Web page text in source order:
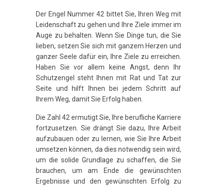
Der Engel Nummer 42 bittet Sie, Ihren Weg mit
Leidenschaft zu gehen und Ihre Ziele immer im
Auge zu behalten. Wenn Sie Dinge tun, die Sie
lieben, setzen Sie sich mit ganzem Herzen und
ganzer Seele dafür ein, Ihre Ziele zu erreichen.
Haben Sie vor allem keine Angst, denn Ihr
Schutzengel steht Ihnen mit Rat und Tat zur
Seite und hilft Ihnen bei jedem Schritt auf
Ihrem Weg, damit Sie Erfolg haben.
Die Zahl 42 ermutigt Sie, Ihre berufliche Karriere
fortzusetzen. Sie drängt Sie dazu, Ihre Arbeit
aufzubauen oder zu lernen, wie Sie Ihre Arbeit
umsetzen können, da dies notwendig sein wird,
um die solide Grundlage zu schaffen, die Sie
brauchen, um am Ende die gewünschten
Ergebnisse und den gewünschten Erfolg zu